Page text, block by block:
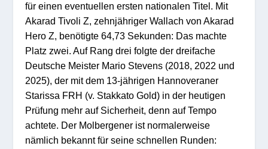
für einen eventuellen ersten nationalen Titel. Mit
Akarad Tivoli Z, zehnjähriger Wallach von Akarad
Hero Z, benötigte 64,73 Sekunden: Das machte
Platz zwei. Auf Rang drei folgte der dreifache
Deutsche Meister Mario Stevens (2018, 2022 und
2025), der mit dem 13-jährigen Hannoveraner
Starissa FRH (v. Stakkato Gold) in der heutigen
Prüfung mehr auf Sicherheit, denn auf Tempo
achtete. Der Molbergener ist normalerweise
nämlich bekannt für seine schnellen Runden: